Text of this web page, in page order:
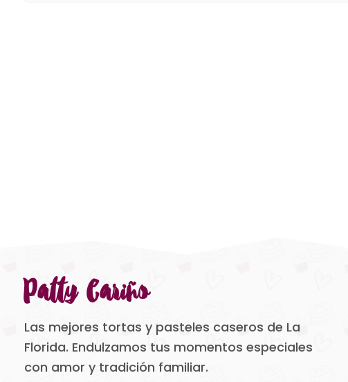
Patty Cariño
Las mejores tortas y pasteles caseros de La
Florida. Endulzamos tus momentos especiales
con amor y tradición familiar.